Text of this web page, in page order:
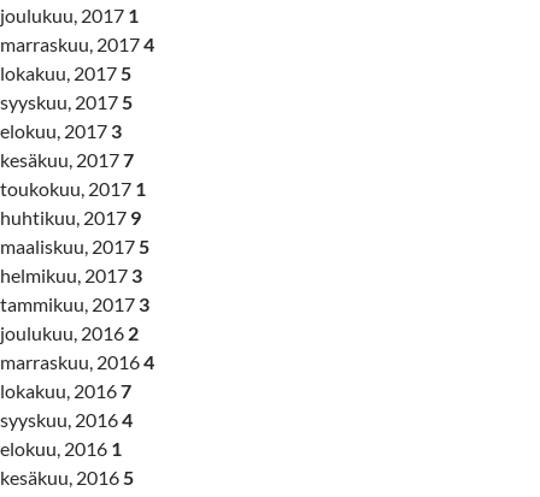
joulukuu, 2017 1
marraskuu, 20174
lokakuu, 20175
syyskuu, 20175
elokuu, 2017 3
kesäkuu, 20177
toukokuu, 2017 1
huhtikuu, 2017 9
maaliskuu, 20175
helmikuu, 2017 3
tammikuu, 2017 3
joulukuu, 2016 2
marraskuu, 20164
lokakuu, 20167
syyskuu, 20164
elokuu, 2016 1
kesäkuu, 20165